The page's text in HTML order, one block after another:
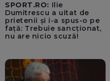
SPORT.RO: Ilie
Dumitrescu a uitat de
prietenii și i-a spus-o pe
față: Trebuie sancționat,
nu are nicio scuză!